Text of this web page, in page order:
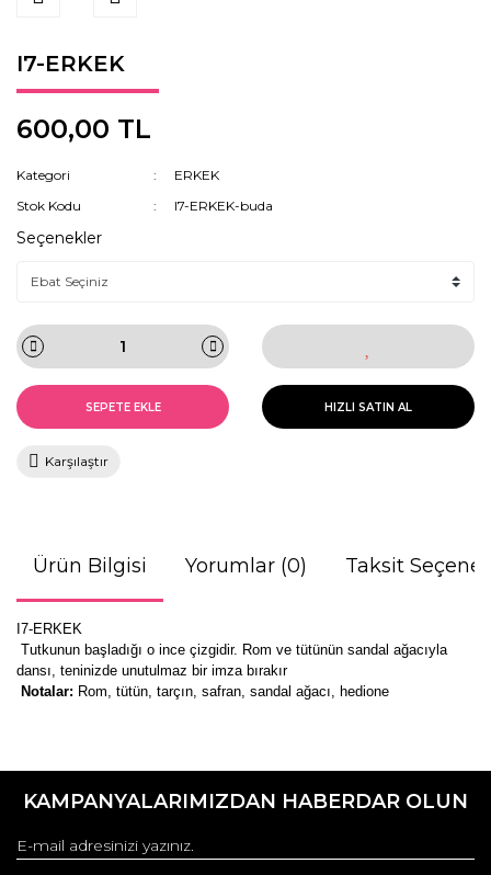
I7-ERKEK
600,00 TL
Kategori
ERKEK
Stok Kodu
I7-ERKEK-buda
Seçenekler
SEPETE EKLE HIZLI SATIN AL
Karşılaştır
Ürün Bilgisi Yorumlar (0) Taksit
I7-ERKEK
Tutkunun başladığı o ince çizgidir. Rom ve tütünün sandal ağacıyla
dansı, teninizde unutulmaz bir imza bırakır
Notalar: Rom, tütün, tarçın, safran, sandal ağacı, hedione
konularda yetersiz gördüğünüz noktaları öneri formunu
Görüş ve önerileriniz için teşekkür ederiz.
Ürün resmi kalitesiz, bozuk veya görüntülenemiyor.
KAMPANYALARIMIZDAN HABERDAR OLUN